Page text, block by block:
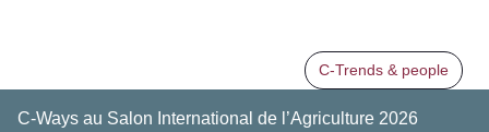
C-Trends & people
C-Ways au Salon International de l’Agriculture 2026